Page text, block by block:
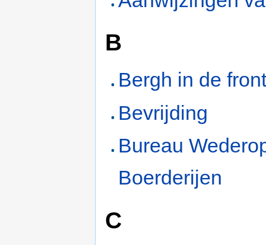
B
Bergh in de
Bevrijding
Bureau
Boerderijen
C